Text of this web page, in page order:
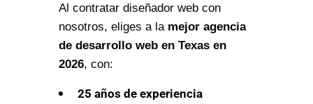
Al contratar diseñador web con
nosotros, eliges a la mejor agencia
de desarrollo web en Texas en
2026, con:
25 años de experiencia